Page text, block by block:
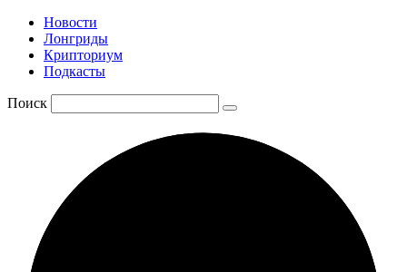
Новости
Лонгриды
Крипториум
Подкасты
Поиск